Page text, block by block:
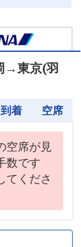
→東京(羽
到着 空席
空席が見
数です
てくださ